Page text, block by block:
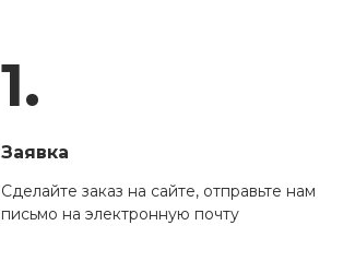
1.
Заявка
Сделайте заказ на сайте, отправьте нам
письмо на электронную почту